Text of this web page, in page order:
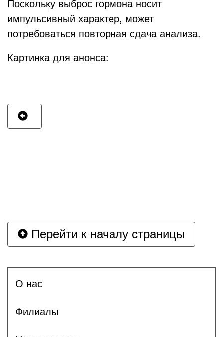
Поскольку выброс гормона носит
импульсивный характер, может
потребоваться повторная сдача анализа.
Картинка для анонса:
Перейти к началу страницы
О нас
Филиалы